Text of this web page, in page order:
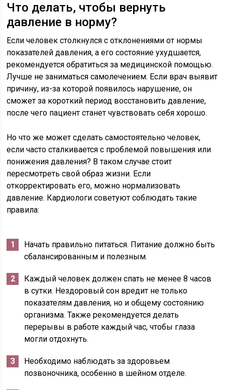
Что делать, чтобы вернуть
давление в норму?
Если человек столкнулся с отклонениями от нормы
показателей давления, а его состояние ухудшается,
рекомендуется обратиться за медицинской помощью.
Лучше не заниматься самолечением. Если врач выявит
причину, из-за которой появилось нарушение, он
сможет за короткий период восстановить давление,
после чего пациент станет чувствовать себя хорошо.
Но что же может сделать самостоятельно человек,
если часто сталкивается с проблемой повышения или
понижения давления? В таком случае стоит
пересмотреть свой образ жизни. Если
откорректировать его, можно нормализовать
давление. Кардиологи советуют соблюдать такие
правила:
Начать правильно питаться. Питание должно быть
сбалансированным и полезным.
Каждый человек должен спать не менее 8 часов
в сутки. Нездоровый сон вредит не только
показателям давления, но и общему состоянию
организма. Также рекомендуется делать
перерывы в работе каждый час, чтобы глаза
могли отдохнуть.
Необходимо наблюдать за здоровьем
позвоночника, особенно в шейном отделе.